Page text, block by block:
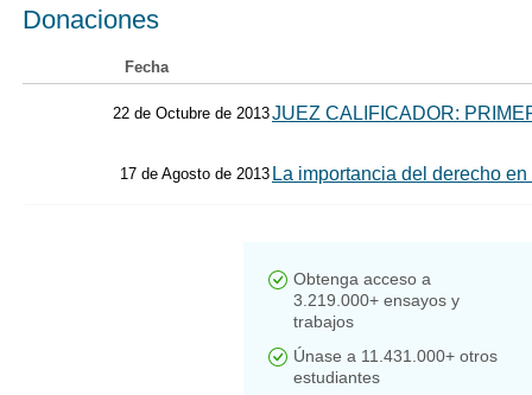
Donaciones
Fecha
22 de Octubre de 2013JUEZ CALIFICADOR:
17 de Agosto de 2013 La importancia del derecho
Obtenga acceso a
3.219.000+ ensayos y
trabajos
Únase a 11.431.000+ otros
estudiantes